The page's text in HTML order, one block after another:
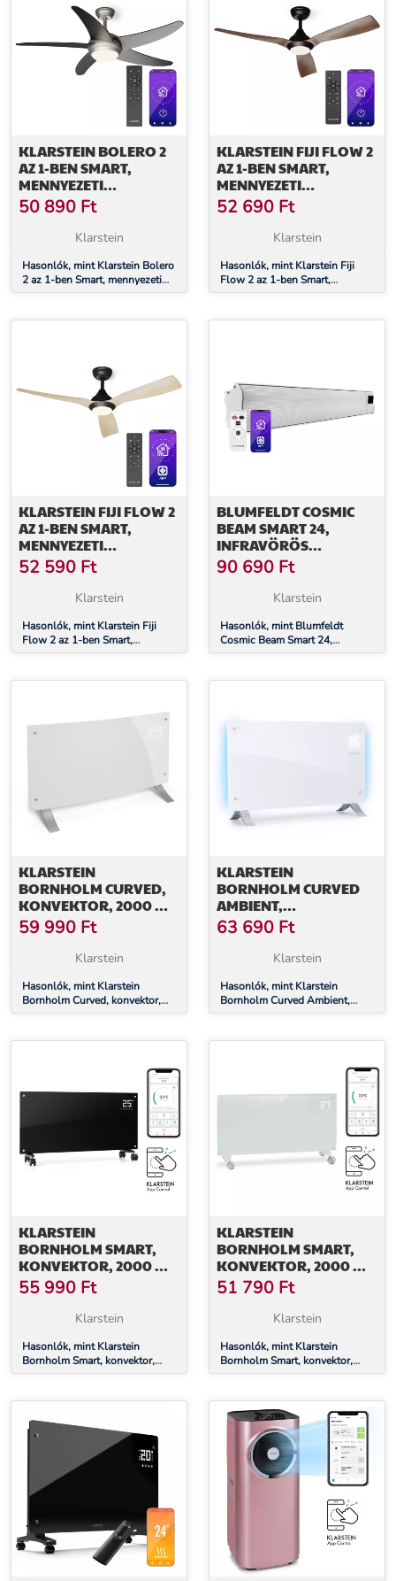
KLARSTEIN BOLERO 2
AZ 1-BEN SMART,
MENNYEZETI
VENTILÁTOR, Ø 132 CM,
FÉNY 55 W,
TÁVIRÁNYÍTÓ,
APPLIKÁCIÓN
KERESZTÜL, 2
50 890 Ft
Klarstein
Hasonlók, mint Klarstein Bolero
2 az 1-ben Smart, mennyezeti
ventilátor, Ø 132 cm, fény 55 W,
keresztül, 2 menetirány
KLARSTEIN FIJI FLOW 2
AZ 1-BEN SMART,
MENNYEZETI
VENTILÁTOR, Ø 132 CM,
DIMMELHETŐ LED
VILÁGÍTÁS,
VEZÉRLÉS
APPLIKÁCIÓN
MŰKÖDTETÉS
52 690 Ft
Klarstein
Hasonlók, mint Klarstein Fiji
Flow 2 az 1-ben Smart,
mennyezeti ventilátor, Ø 132
távirányító, vezérlés applikáción
KLARSTEIN FIJI FLOW 2
AZ 1-BEN SMART,
MENNYEZETI
VENTILÁTOR, Ø 132 CM,
LED LÁMPA,
TÁVIRÁNYÍTÓ,
APPLIKÁCIÓN
KERESZTÜL, 2
52 590 Ft
Klarstein
Hasonlók, mint Klarstein Fiji
Flow 2 az 1-ben Smart,
mennyezeti ventilátor, Ø 132
vezérlés applikáción keresztül, 2
BLUMFELDT COSMIC
BEAM SMART 24,
INFRAVÖRÖS
HŐSUGÁRZÓ, 2400 W,
VEZÉRLÉS
APPLIKÁCIÓN
90 690 Ft
Klarstein
Hasonlók, mint Blumfeldt
Cosmic Beam Smart 24,
infravörös hősugárzó, 2400 W,
fehér
KLARSTEIN
BORNHOLM CURVED,
KONVEKTOR, 2000 W,
TERMOSZTÁT, IDŐZÍTŐ,
FEHÉR
59 990 Ft
Klarstein
Hasonlók, mint Klarstein
Bornholm Curved, konvektor,
2000 W, termosztát, időzítő,
KLARSTEIN
BORNHOLM CURVED
AMBIENT,
KONVEKTOR,
1000/2000 W, FEHÉR
63 690 Ft
Klarstein
Hasonlók, mint Klarstein
Bornholm Curved Ambient,
konvektor, 1000/2000 W, fehér
KLARSTEIN
BORNHOLM SMART,
KONVEKTOR, 2000 W,
WIFI, LCD KIJELZŐ,
IDŐZÍTŐ, IP24, FEKETE
55 990 Ft
Klarstein
Hasonlók, mint Klarstein
Bornholm Smart, konvektor,
2000 W, WiFi, LCD kijelző,
KLARSTEIN
BORNHOLM SMART,
KONVEKTOR, 2000 W,
WIFI, LED KIJELZŐ,
IDŐZÍTŐ, IP24, FEHÉR
51 790 Ft
Klarstein
Hasonlók, mint Klarstein
Bornholm Smart, konvektor,
2000 W, WiFi, LED kijelző,